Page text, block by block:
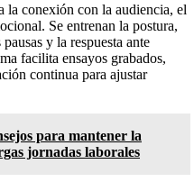
la conexión con la audiencia, el
Se entrenan la postura,
y la respuesta ante
facilita ensayos grabados,
continua para ajustar
para mantener la
jornadas laborales